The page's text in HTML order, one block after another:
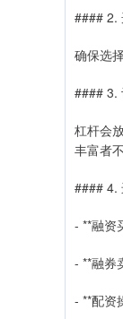
#### 2.
确保选
#### 3.
杠杆会
丰富者
#### 4.
- **融资
- **融券
- **配资